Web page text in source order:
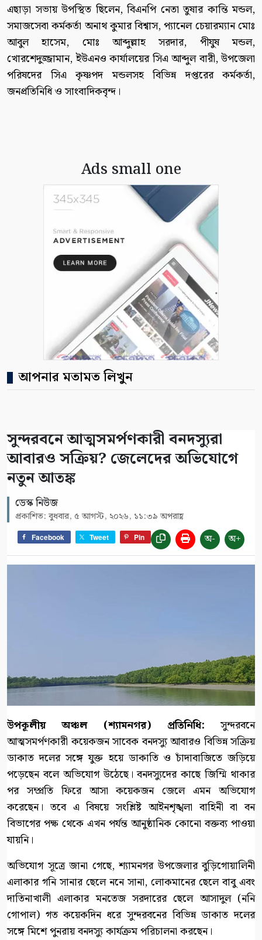
এছাড়া সভায় উপস্থিত ছিলেন, বিএনপি নেতা তুষার কান্তি মন্ডল,
সমাজসেবা কর্মকর্তা অনাথ কুমার বিশ্বাস, প্যানেল চেয়ারম্যান মোঃ
আবুল হাসেম, মোঃ আব্দুল্লাহ সরদার, পীযুষ মন্ডল,
খোরশেদুজ্জামান, ইউএনও কার্যালয়ের সিএ আব্দুল বারী, উপজেলা
পরিষদের সিএ কৃষ্ণপদ মন্ডলসহ বিভিন্ন দপ্তরের কর্মকর্তা,
জনপ্রতিনিধি ও সাংবাদিকবৃন্দ।
Ads small one
আপনার মতামত লিখুন
সুন্দরবনে আত্মসমর্পণকারী বনদস্যুরা
আবারও সক্রিয়? জেলেদের অভিযোগে
নতুন আতঙ্ক
ডেস্ক নিউজ
প্রকাশিত: বুধবার, ৫ আগস্ট, ২০২৬, ১১:৩৯ অপরাহ্ণ
Facebook Tweet Pin অ- অ+
উপকূলীয় অঞ্চল (শ্যামনগর) প্রতিনিধি: সুন্দরবনে
আত্মসমর্পণকারী কয়েকজন সাবেক বনদস্যু আবারও বিভিন্ন সক্রিয়
ডাকাত দলের সঙ্গে যুক্ত হয়ে ডাকাতি ও চাঁদাবাজিতে জড়িয়ে
পড়েছেন বলে অভিযোগ উঠেছে। বনদস্যুদের কাছে জিম্মি থাকার
পর সম্প্রতি ফিরে আসা কয়েকজন জেলে এমন অভিযোগ
করেছেন। তবে এ বিষয়ে সংশ্লিষ্ট আইনশৃঙ্খলা বাহিনী বা বন
বিভাগের পক্ষ থেকে এখন পর্যন্ত আনুষ্ঠানিক কোনো বক্তব্য পাওয়া
যায়নি।
অভিযোগ সূত্রে জানা গেছে, শ্যামনগর উপজেলার বুড়িগোয়ালিনী
এলাকার গনি সানার ছেলে ননে সানা, লোকমানের ছেলে বাবু এবং
দাতিনাখালী এলাকার মনতেজ সরদারের ছেলে আসাদুল (ননি
গোপাল) গত কয়েকদিন ধরে সুন্দরবনের বিভিন্ন ডাকাত দলের
সঙ্গে মিশে পুনরায় বনদস্যু কার্যক্রম পরিচালনা করছেন।